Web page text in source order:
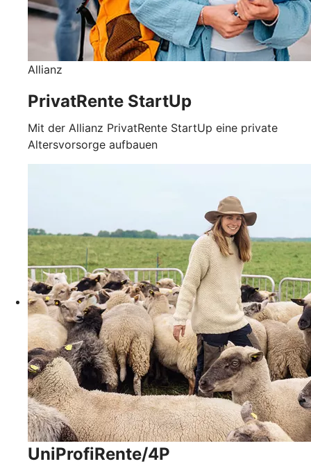
Allianz
PrivatRente StartUp
Mit der Allianz PrivatRente StartUp eine private
Altersvorsorge aufbauen
UniProfiRente/4P